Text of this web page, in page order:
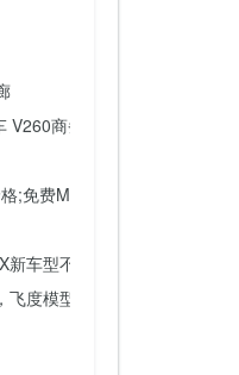
商务车定制升级报价
;免费MG6升级; Alfa Romeo
车型不值得买？
飞度模型上脱落，您应该做什